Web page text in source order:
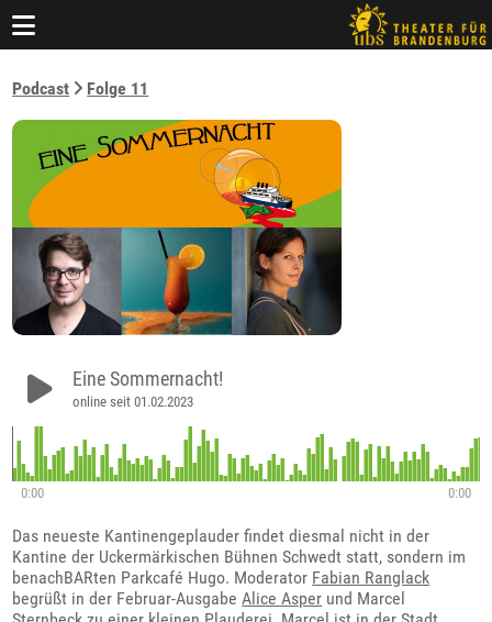
Podcast Folge 11
Eine Sommernacht!
online seit 01.02.2023
0:00
0:00
Das neueste Kantinengeplauder findet diesmal nicht in der
Kantine der Uckermärkischen Bühnen Schwedt statt, sondern im
benachBARten Parkcafé Hugo. Moderator Fabian Ranglack
begrüßt in der Februar-AusgabeAlice Asper und Marcel